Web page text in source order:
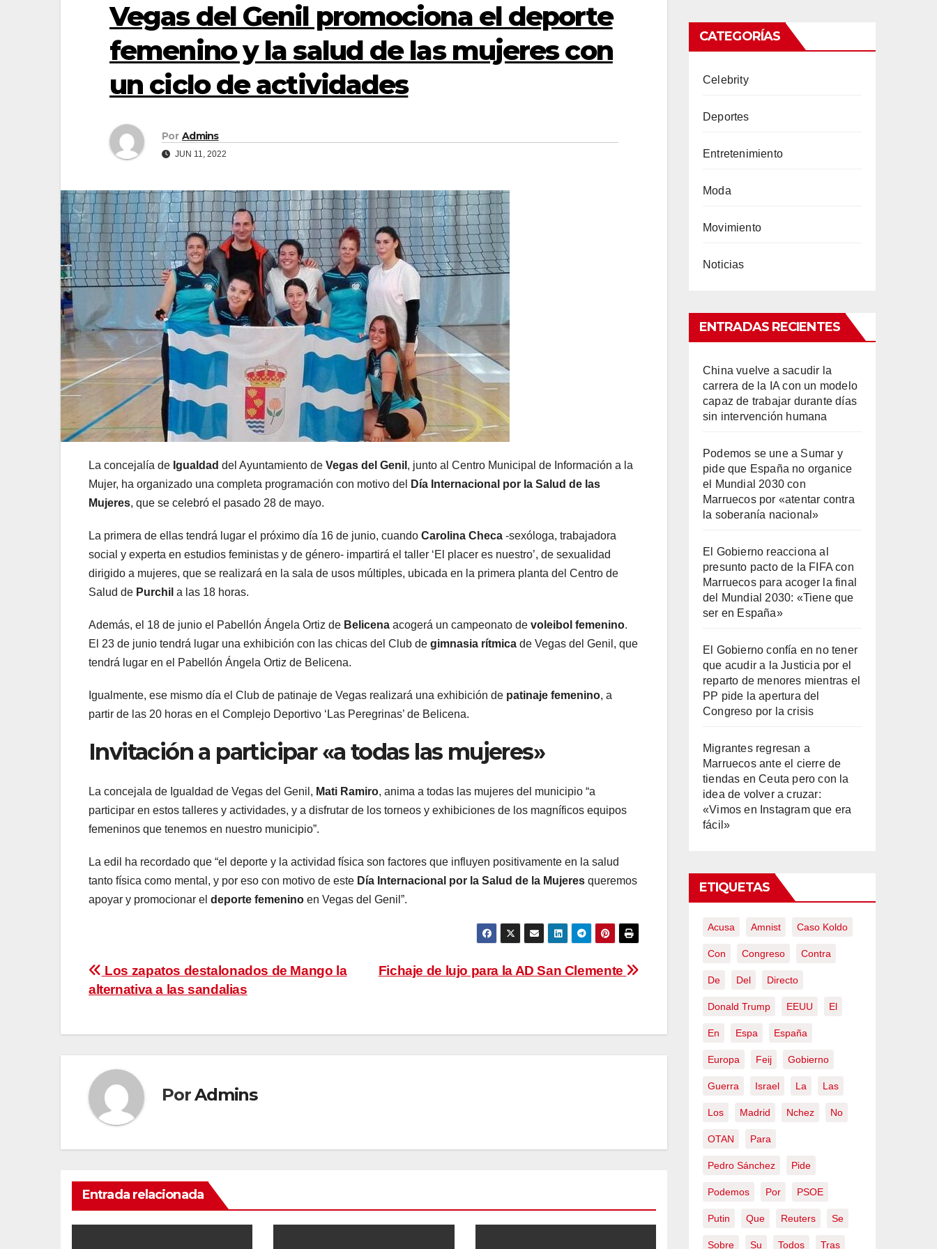
Vegas del Genil promociona el deporte
femenino y la salud de las mujeres con
un ciclo de actividades
Por Admins
JUN 11, 2022
La concejalía de Igualdad del Ayuntamiento de Vegas del Genil , junto al Centro Municipal de Información a la
Mujer, ha organizado una completa programación con motivo del
Día Internacional por la Salud de las
Mujeres, que se celebró el pasado 28 de mayo.
La primera de ellas tendrá lugar el próximo día 16 de junio, cuando Carolina Checa -sexóloga, trabajadora
social y experta en estudios feministas y de género- impartirá el taller ‘El placer es nuestro’, de sexualidad
dirigido a mujeres, que se realizará en la sala de usos múltiples, ubicada en la primera planta del Centro de
Salud de Purchil a las 18 horas.
Además, el 18 de junio el Pabellón Ángela Ortiz de Belicena acogerá un campeonato de voleibol femenino.
El 23 de junio tendrá lugar una exhibición con las chicas del Club de gimnasia rítmica de Vegas del Genil, que
tendrá lugar en el Pabellón Ángela Ortiz de Belicena.
Igualmente, ese mismo día el Club de patinaje de Vegas realizará una exhibición de patinaje femenino, a
partir de las 20 horas en el Complejo Deportivo ‘Las Peregrinas’ de Belicena.
Invitación a participar «a todas las mujeres»
La concejala de Igualdad de Vegas del Genil, Mati Ramiro, anima a todas las mujeres del municipio “a
participar en estos talleres y actividades, y a disfrutar de los torneos y exhibiciones de los magníficos equipos
femeninos que tenemos en nuestro municipio”.
La edil ha recordado que “el deporte y la actividad física son factores que influyen positivamente en la salud
tanto física como mental, y por eso con motivo de este Día Internacional por la Salud de la Mujeres queremos
apoyar y promocionar el deporte femenino en Vegas del Genil”.
Navegación
de
entradas
Fichaje de lujo para la AD San Clemente
Los zapatos destalonados de Mango la
alternativa a las sandalias
PorAdmins
Entrada relacionada
CATEGORÍAS
Celebrity
Deportes
Entretenimiento
Moda
Movimiento
Noticias
ENTRADAS RECIENTES
China vuelve a sacudir la
carrera de la IA con un modelo
capaz de trabajar durante días
sin intervención humana
Podemos se une a Sumar y
pide que España no organice
el Mundial 2030 con
Marruecos por «atentar contra
la soberanía nacional»
El Gobierno reacciona al
presunto pacto de la FIFA con
Marruecos para acoger la final
del Mundial 2030: «Tiene que
ser en España»
El Gobierno confía en no tener
que acudir a la Justicia por el
reparto de menores mientras el
PP pide la apertura del
Congreso por la crisis
Migrantes regresan a
Marruecos ante el cierre de
tiendas en Ceuta pero con la
idea de volver a cruzar:
«Vimos en Instagram que era
fácil»
ETIQUETAS
Acusa Amnist Caso Koldo
Con Congreso Contra
De Del Directo
Donald Trump EEUU El
En Espa España
Europa Feij Gobierno
Guerra Israel La Las
Los Madrid Nchez No
OTAN Para
Pedro Sánchez Pide
Podemos Por PSOE
Putin Que Reuters Se
Sobre Su Todos Tras